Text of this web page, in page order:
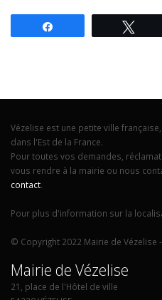
Vézelise est une petite ville
dans l'Est de la France.
Pour toutes vos demandes,
vous rendre à la mairie ou nous
contact.
Pour plus d'information sur la
© Copyright 2022 Mairie de Vézelise -
Mairie de Vézelise
21, place de l'Hôtel de ville